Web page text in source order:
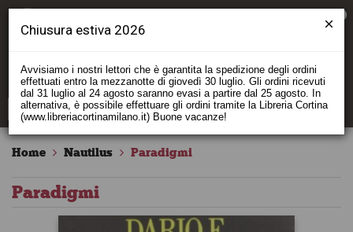
Home Nautilus Paradigmi
Paradigmi
Chiusura estiva 2026
Avvisiamo i nostri lettori che è garantita la spedizione degli ordini
effettuati entro la mezzanotte di giovedì 30 luglio. Gli ordini ricevuti
dal 31 luglio al 24 agosto saranno evasi a partire dal 25 agosto. In
alternativa, è possibile effettuare gli ordini tramite la Libreria Cortina
(www.libreriacortinamilano.it) Buone vacanze!